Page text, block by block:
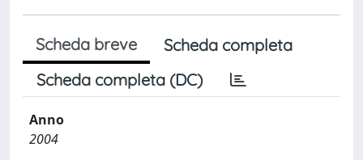
Scheda breve
Scheda completa
Scheda completa (DC)
Anno
2004